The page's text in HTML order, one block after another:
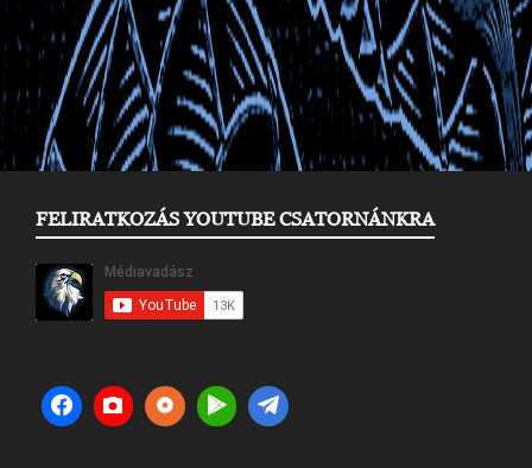
FELIRATKOZÁS YOUTUBE CSATORNÁNKRA